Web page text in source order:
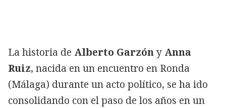
La historia de Alberto Garzóny Anna
Ruiz, nacida en un encuentro en Ronda
(Málaga) durante un acto político, se ha ido
consolidando con el paso de los años en un